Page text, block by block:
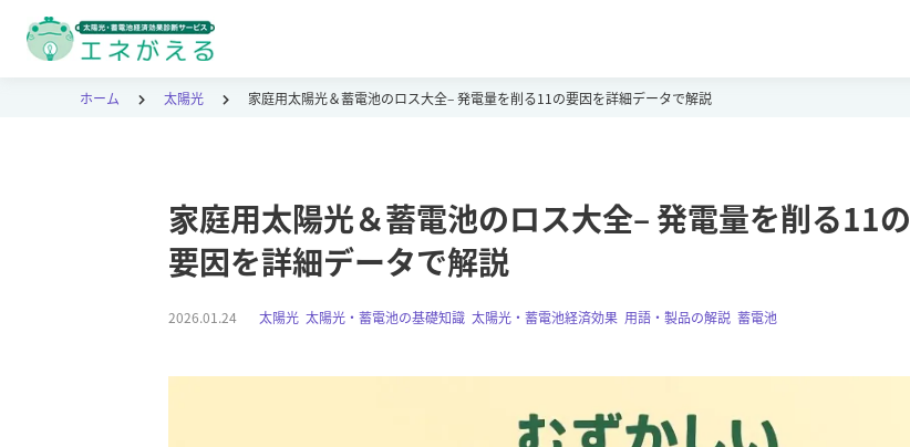
ホーム 太陽光 家庭用太陽光＆蓄電池のロス大全– 発電量を削る11の要因を詳細データで解説
家庭用太陽光＆蓄電池のロス大全– 発電量を削る11の
要因を詳細データで解説
太陽光 ,太陽光・蓄電池の基礎知識 ,太陽光・蓄電池経済効果 用語・製品の解説 ,蓄電池
2026.01.24